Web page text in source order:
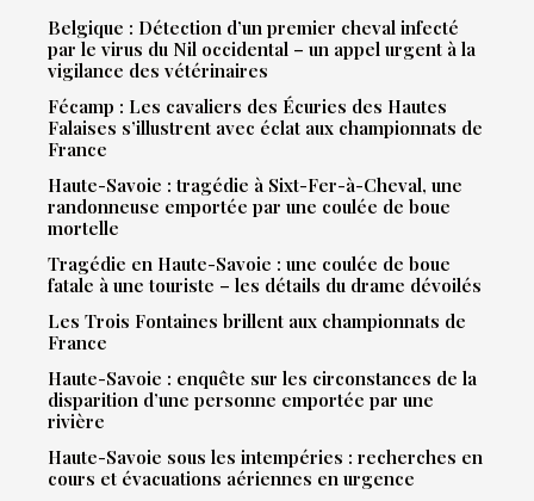
Belgique : Détection d’un premier cheval infecté
par le virus du Nil occidental – un appel urgent à la
vigilance des vétérinaires
Fécamp : Les cavaliers des Écuries des Hautes
Falaises s’illustrent avec éclat aux championnats de
France
Haute-Savoie : tragédie à Sixt-Fer-à-Cheval, une
randonneuse emportée par une coulée de boue
mortelle
Tragédie en Haute-Savoie : une coulée de boue
fatale à une touriste – les détails du drame dévoilés
Les Trois Fontaines brillent aux championnats de
France
Haute-Savoie : enquête sur les circonstances de la
disparition d’une personne emportée par une
rivière
Haute-Savoie sous les intempéries : recherches en
cours et évacuations aériennes en urgence